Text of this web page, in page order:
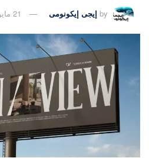
by إيجى إيكونومى 21 مايو، 2026